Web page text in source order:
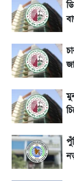
code যা
তারিখ
শেখ হাসিনার
ফারহানা
লাফিয়ে বাড়ল
রেকর্ড
বাংলাদেশ